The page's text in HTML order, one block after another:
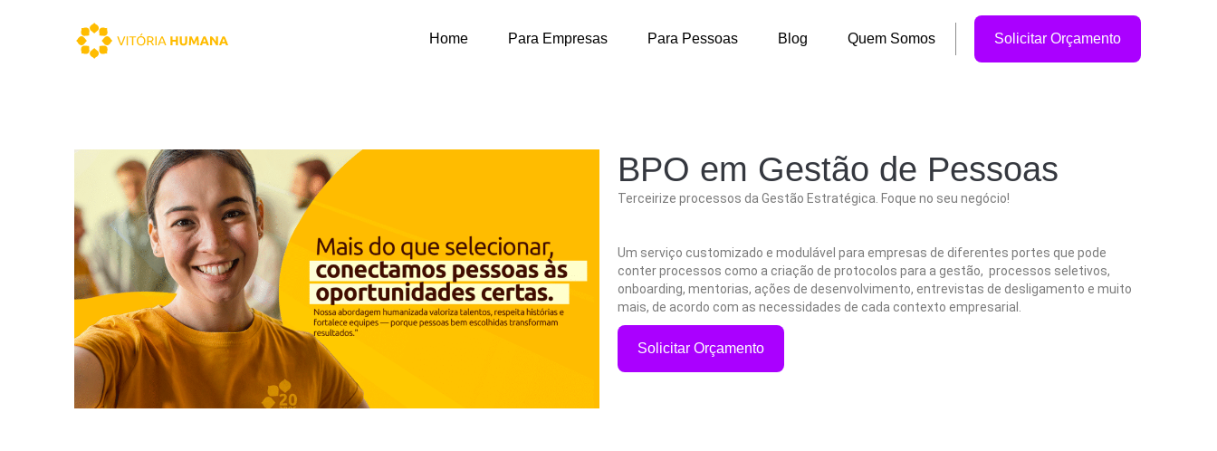
Home Para Empresas Para Pessoas Blog Quem Somos Solicitar Orçamento
BPO em Gestão de Pessoas
Terceirize processos da Gestão Estratégica. Foque no seu negócio!
Um serviço customizado e modulável para empresas de diferentes portes que pode
conter processos como a criação de protocolos para a gestão, processos seletivos,
onboarding, mentorias, ações de desenvolvimento, entrevistas de desligamento e muito
mais, de acordo com as necessidades de cada contexto empresarial.
Solicitar Orçamento